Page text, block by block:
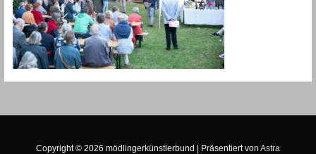
Copyright © 2026 mödlingerkünstlerbund | Präsentiert von Astra